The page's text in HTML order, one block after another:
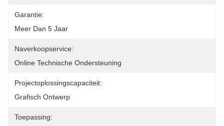
Garantie:
Meer Dan 5 Jaar
Naverkoopservice:
Online Technische Ondersteuning
Projectoplossingscapaciteit:
Grafisch Ontwerp
Toepassing: